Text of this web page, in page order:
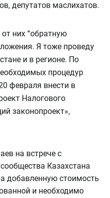
депутатов маслихатов.
них “обратную
Я тоже проведу
и в регионе. По
процедур
февраля внести в
Налогового
законопроект»,
на встрече с
Казахстана
добавленную стоимость
и необходимо